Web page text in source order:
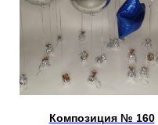
Композиция № 160